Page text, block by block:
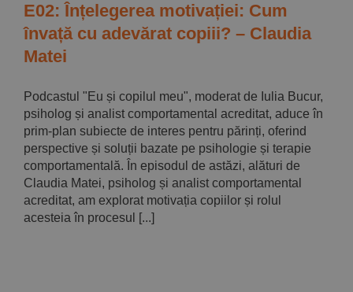
E02: Înțelegerea motivației: Cum
învață cu adevărat copiii? – Claudia
Matei
Podcastul "Eu și copilul meu", moderat de Iulia Bucur,
psiholog și analist comportamental acreditat, aduce în
prim-plan subiecte de interes pentru părinți, oferind
perspective și soluții bazate pe psihologie și terapie
comportamentală. În episodul de astăzi, alături de
Claudia Matei, psiholog și analist comportamental
acreditat, am explorat motivația copiilor și rolul
acesteia în procesul [...]